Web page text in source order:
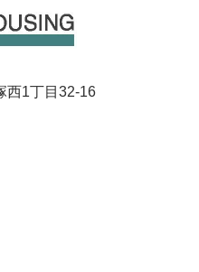
西1丁目32-16